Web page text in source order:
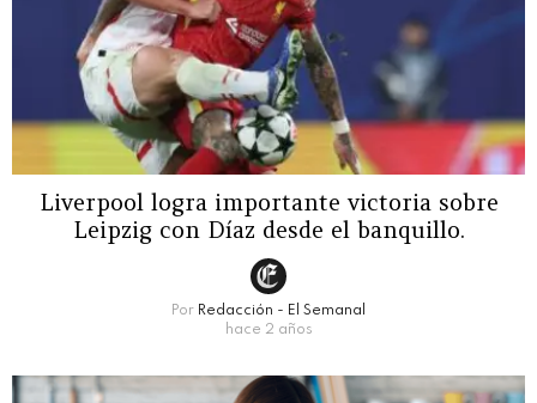
Liverpool logra importante victoria sobre
Leipzig con Díaz desde el banquillo.
Por Redacción - El Semanal
hace 2 años